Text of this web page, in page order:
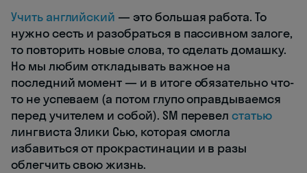
Учить английский — это большая работа. То
нужно сесть и разобраться в пассивном залоге,
то повторить новые слова, то сделать домашку.
Но мы любим откладывать важное на
последний момент — и в итоге обязательно что-
то не успеваем (а потом глупо оправдываемся
перед учителем и собой). SM перевелстатью
лингвиста Элики Сью, которая смогла
избавиться от прокрастинации и в разы
облегчить свою жизнь.